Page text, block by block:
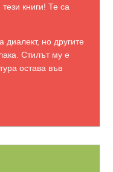
книги! Те са
но другите
Стилът му е
остава във